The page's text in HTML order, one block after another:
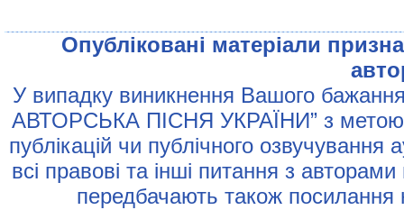
Опублiкованi матерiали
У випадку виникнення Вашого
АВТОРСЬКА ПIСНЯ УКРАЇНИ” з метою
публiкацiй чи публiчного
всi правовi та iншi питання з
передбачають також